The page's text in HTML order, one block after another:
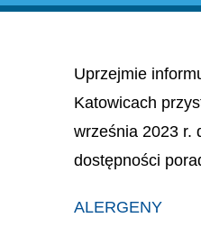
Uprzejmie
Katowicach
września 2023 r.
dostępności
ALERGENY